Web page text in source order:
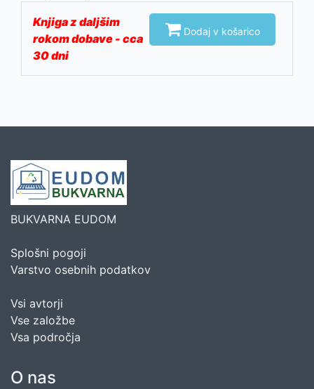
Knjiga z daljšim
rokom dobave - cca
30 dni
Dodaj v košarico
BUKVARNA EUDOM
Splošni pogoji
Varstvo osebnih podatkov
Vsi avtorji
Vse založbe
Vsa področja
O nas